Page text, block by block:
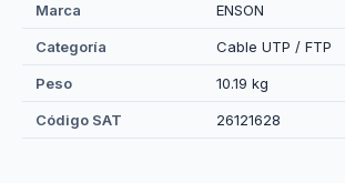
Marca ENSON
Categoría Cable UTP / FTP
Peso 10.19 kg
Código SAT 26121628